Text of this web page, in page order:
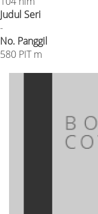
Judul Seri
-
No. Panggil
580 PIT m